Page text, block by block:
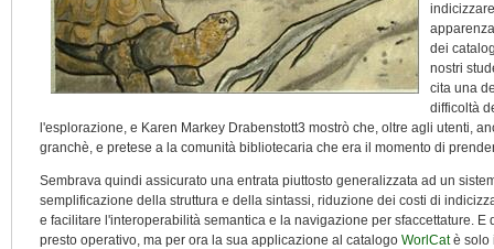
dei
nostri
cita una
difficoltà
l'esplorazione, e Karen Markey Drabenstott3 mostrò che, oltre agli utenti,
granchè, e pretese a la comunità bibliotecaria che era il momento di
Sembrava quindi assicurato una entrata piuttosto generalizzata ad un
semplificazione della struttura e della sintassi, riduzione dei costi di
e facilitare l'interoperabilità semantica e la navigazione per sfaccettature.
presto operativo, ma per ora la sua applicazione al catalogo WorlCatè solo